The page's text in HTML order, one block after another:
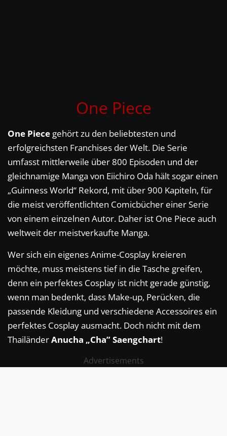
One Piece
One Piece gehört zu den beliebtesten und
erfolgreichsten Franchises der Welt. Die Serie
umfasst mittlerweile über 800 Episoden und der
gleichnamige Manga von Eiichiro Oda hält sogar einen
„Guinness World“ Rekord, mit über 900 Kapiteln, für
die meist veröffentlichten Comicbücher einer Serie
von einem einzelnen Autor. Daher ist One Piece auch
weltweit der meistverkaufte Manga.
Wer sich ein eigenes Anime-Cosplay kreieren
möchte, muss meistens tief in die Tasche greifen,
denn ein perfektes Cosplay ist nicht gerade günstig,
wenn man bedenkt, dass Make-up, Perücken, die
passende Kleidung und verschiedene Accessoires ein
perfektes Cosplay ausmacht. Doch nicht mit dem
ThailänderAnucha „Cha” Saengchart!
Advertisements